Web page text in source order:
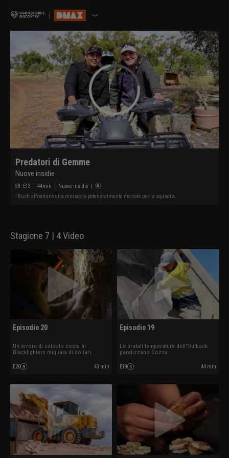
Predatori di Gemme
Nuove insidie
S8 : E13 | 44min | Nuove insidie |
I Bush affrontano una minaccia potenzialmente mortale per la squadra.
Stagione 7 | 4 Video
Episodio 20
Un errore di calcolo costa ai
Blacklighters migliaia di dollari.
E20 43 min
Episodio 19
Le brutali temperature dell'Outback
paralizzano Cozza
E19 44 min